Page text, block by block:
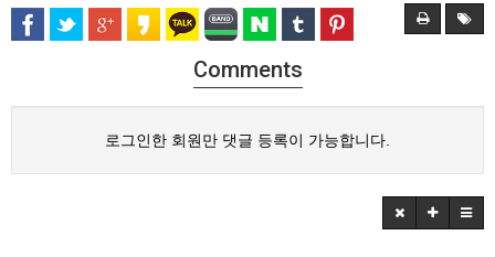
Comments
로그인한 회원만 댓글 등록이 가능합니다.